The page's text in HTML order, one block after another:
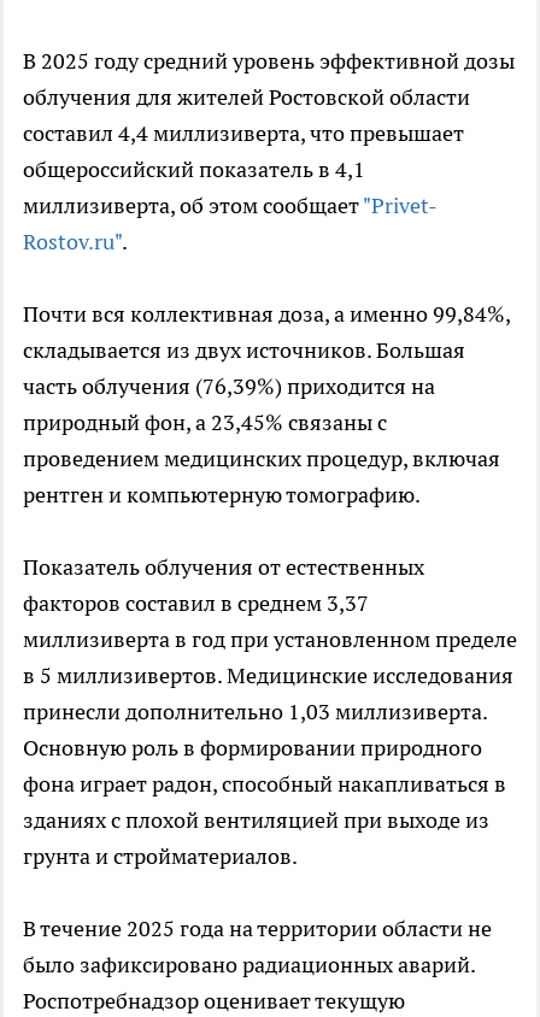
В 2025 году средний уровень эффективной дозы
облучения для жителей Ростовской области
составил 4,4 миллизиверта, что превышает
общероссийский показатель в 4,1
миллизиверта, об этом сообщает"Privet-
Rostov.ru".
Почти вся коллективная доза, а именно 99,84%,
складывается из двух источников. Большая
часть облучения (76,39%) приходится на
природный фон, а 23,45% связаны с
проведением медицинских процедур, включая
рентген и компьютерную томографию.
Показатель облучения от естественных
факторов составил в среднем 3,37
миллизиверта в год при установленном пределе
в 5 миллизивертов. Медицинские исследования
принесли дополнительно 1,03 миллизиверта.
Основную роль в формировании природного
фона играет радон, способный накапливаться в
зданиях с плохой вентиляцией при выходе из
грунта и стройматериалов.
В течение 2025 года на территории области не
было зафиксировано радиационных аварий.
Роспотребнадзор оценивает текущую